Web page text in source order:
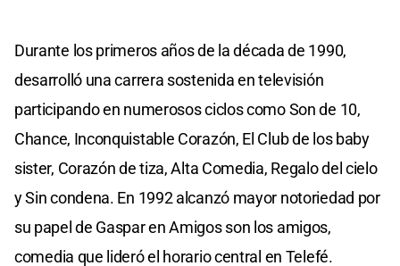
Durante los primeros años de la década de 1990,
desarrolló una carrera sostenida en televisión
participando en numerosos ciclos como Son de 10,
Chance, Inconquistable Corazón, El Club de los baby
sister, Corazón de tiza, Alta Comedia, Regalo del cielo
y Sin condena. En 1992 alcanzó mayor notoriedad por
su papel de Gaspar en Amigos son los amigos,
comedia que lideró el horario central en Telefé.